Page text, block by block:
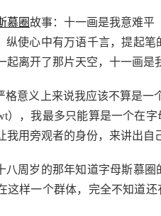
慕圈故事：十一画是我意难平
纵使心中有万语千言，提起
起离开了那片天空，十一画是
格意义上来说我应该不算是一
），我最多只能算是一个在
我用旁观者的身份，来讲出自
八周岁的那年知道字母斯慕
这样一个群体，完全不知道